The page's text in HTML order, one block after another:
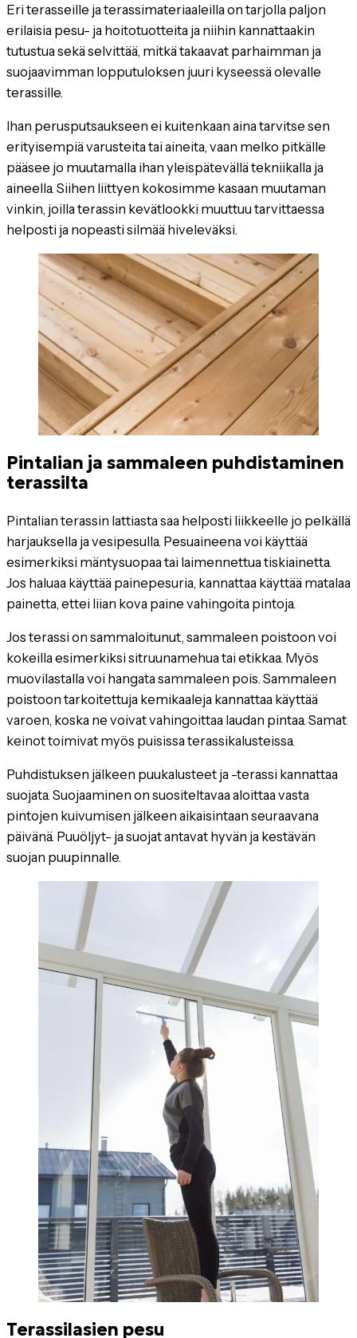
Eri terasseille ja terassimateriaaleilla on tarjolla paljon
erilaisia pesu- ja hoitotuotteita ja niihin kannattaakin
tutustua sekä selvittää, mitkä takaavat parhaimman ja
suojaavimman lopputuloksen juuri kyseessä olevalle
terassille.
Ihan perusputsaukseen ei kuitenkaan aina tarvitse sen
erityisempiä varusteita tai aineita, vaan melko pitkälle
pääsee jo muutamalla ihan yleispätevällä tekniikalla ja
aineella. Siihen liittyen kokosimme kasaan muutaman
vinkin, joilla terassin kevätlookki muuttuu tarvittaessa
helposti ja nopeasti silmää hiveleväksi.
Pintalian ja sammaleen puhdistaminen
terassilta
Pintalian terassin lattiasta saa helposti liikkeelle jo pelkällä
harjauksella ja vesipesulla. Pesuaineena voi käyttää
esimerkiksi mäntysuopaa tai laimennettua tiskiainetta.
Jos haluaa käyttää painepesuria, kannattaa käyttää matalaa
painetta, ettei liian kova paine vahingoita pintoja.
Jos terassi on sammaloitunut, sammaleen poistoon voi
kokeilla esimerkiksi sitruunamehua tai etikkaa. Myös
muovilastalla voi hangata sammaleen pois. Sammaleen
poistoon tarkoitettuja kemikaaleja kannattaa käyttää
varoen, koska ne voivat vahingoittaa laudan pintaa. Samat
keinot toimivat myös puisissa terassikalusteissa.
Puhdistuksen jälkeen puukalusteet ja -terassi kannattaa
suojata. Suojaaminen on suositeltavaa aloittaa vasta
pintojen kuivumisen jälkeen aikaisintaan seuraavana
päivänä. Puuöljyt- ja suojat antavat hyvän ja kestävän
suojan puupinnalle.
Terassilasien pesu